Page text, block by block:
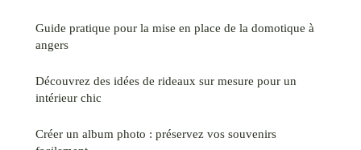
Guide pratique pour la mise en place de la domotique à
angers
Découvrez des idées de rideaux sur mesure pour un
intérieur chic
Créer un album photo : préservez vos souvenirs